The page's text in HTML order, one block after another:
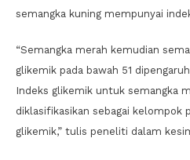
semangka kuning mempunyai
“Semangka merah kemudian
glikemik pada bawah 51
Indeks glikemik untuk semangka
diklasifikasikan sebagai kelompok
glikemik,” tulis peneliti dalam